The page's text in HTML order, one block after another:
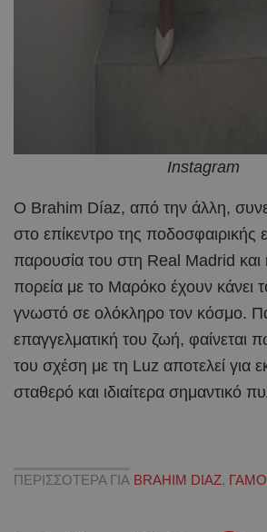
Instagram
Ο Brahim Díaz, από την άλλη,
στο επίκεντρο της ποδοσφαιρικής
παρουσία του στη Real Madrid και
πορεία με το Μαρόκο έχουν κάνει
γνωστό σε ολόκληρο τον κόσμο.
επαγγελματική του ζωή, φαίνεται
του σχέση με τη Luz αποτελεί για
σταθερό και ιδιαίτερα σημαντικό
ΠΕΡΙΣΣΟΤΕΡΑ ΓΙΑ BRAHIM DIAZ,